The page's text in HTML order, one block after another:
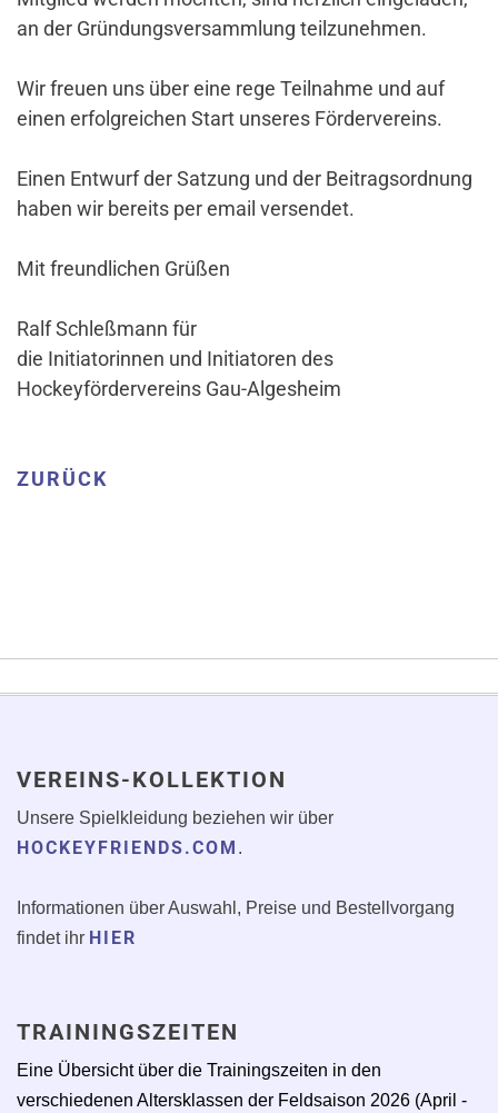
an der Gründungsversammlung teilzunehmen.
Wir freuen uns über eine rege Teilnahme und auf
einen erfolgreichen Start unseres Fördervereins.
Einen Entwurf der Satzung und der Beitragsordnung
haben wir bereits per email versendet.
Mit freundlichen Grüßen
Ralf Schleßmann für
die Initiatorinnen und Initiatoren des
Hockeyfördervereins Gau-Algesheim
ZURÜCK
VEREINS-KOLLEKTION
Unsere Spielkleidung beziehen wir über
HOCKEYFRIENDS.COM .
Informationen über Auswahl, Preise und Bestellvorgang
findet ihr HIER
TRAININGSZEITEN
Eine Übersicht über die Trainingszeiten in den
verschiedenen Altersklassen der Feldsaison 2026 (April -